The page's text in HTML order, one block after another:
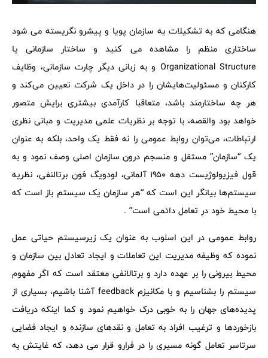
هنگامی که به تشکیلات یه سازمان پویا و پیشرو نگریسته می شود
ساختاری منظم را مشاهده می کنید و ساختار سازمانی یا
Organizational Structure و به زبانی دیگر چارت سازمانی، وظایف
کارکنان و مسئولیت‌هایشان را در داخل یک شرکت تعیین می‌کند و
هر چه ساختارمند باشد، متعاقبا کارآمدی بیشتری برایش متصور
خواهد بود والقصه، با توجه بر نظریات علمی مدیریت و مبانی نظری
ارتباطات، می‌توان روابط عمومی را نه فقط یک واحد، بلکه به عنوان
یک “سازمان” مستقل و منسجم درون سازمان اصلی وصف نمود و به
قول فیزیولوژیست دهه 1950 آلمانی، لودویگ فون برتالنفی، نظریه
سیستم‌ها بیانگر این است که “هر سازمان یک سیستم باز است که
با محیط خود در تعامل دائمی است” .
روابط عمومی در این اسلوب به عنوان یک زیرسیستم حیاتی عمل
نموده که وظیفه مدیریت این تعاملات و ایجاد تعادل بین سازمان و
محیط بیرونی را بر عهده دارد و برتالانفی معتقد است که اگر مفهوم
سیستم را بشناسیم و با مکانیزم‌ feedback آشنا باشیم، بسیاری از
پدیده‌های جهان را به خوبی درک خواهیم نمود و کما اینکه دریافت
بازخوردها و ترغیب افراد به تعامل و نقدهای سازنده و ایجاد فضایی
سرتاسر تعامل گونه مسیری را در فرارو قرار می دهد، که غایتش به